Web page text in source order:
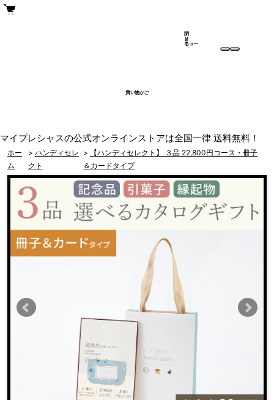
買い物かご
メ
ニュー
閉
じ
る
マイプレシャスの公式オンラインストアは全国一律 送料無料！
ホー
ム
> ハンディセレ
クト
>
【ハンディセレクト】 ３品 22,800円コース・冊子
＆カードタイプ